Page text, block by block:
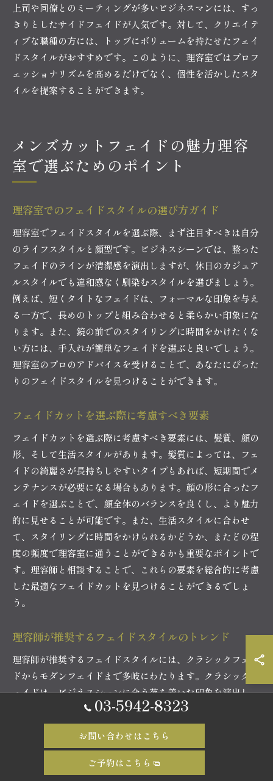
上司や同僚とのミーティングが多いビジネスマンには、すっ
きりとしたサイドフェイドが人気です。対して、クリエイテ
ィブな職種の方には、トップにボリュームを持たせたフェイ
ドスタイルがおすすめです。このように、理容室ではプロフ
ェッショナリズムを高めるだけでなく、個性を活かしたスタ
イルを提案することができます。
メンズカットフェイドの魅力理容
室で選ぶためのポイント
理容室でのフェイドスタイルの選び方ガイド
理容室でフェイドスタイルを選ぶ際、まず注目すべきは自分
のライフスタイルと顔型です。ビジネスシーンでは、整った
フェイドのラインが清潔感を演出しますが、休日のカジュア
ルスタイルでも違和感なく馴染むスタイルを選びましょう。
例えば、短くタイトなフェイドは、フォーマルな印象を与え
る一方で、長めのトップと組み合わせると柔らかい印象にな
ります。また、鏡の前でのスタイリングに時間をかけたくな
い方には、手入れが簡単なフェイドを選ぶと良いでしょう。
理容室のプロのアドバイスを受けることで、あなたにぴった
りのフェイドスタイルを見つけることができます。
フェイドカットを選ぶ際に考慮すべき要素
フェイドカットを選ぶ際に考慮すべき要素には、髪質、顔の
形、そして生活スタイルがあります。髪質によっては、フェ
イドの綺麗さが長持ちしやすいタイプもあれば、短期間でメ
ンテナンスが必要になる場合もあります。顔の形に合ったフ
ェイドを選ぶことで、顔全体のバランスを良くし、より魅力
的に見せることが可能です。また、生活スタイルに合わせ
て、スタイリングに時間をかけられるかどうか、またどの程
度の頻度で理容室に通うことができるかも重要なポイントで
す。理容師と相談することで、これらの要素を総合的に考慮
した最適なフェイドカットを見つけることができるでしょ
う。
理容師が推奨するフェイドスタイルのトレンド
理容師が推奨するフェイドスタイルには、クラシックフェイ
ドからモダンフェイドまで多岐にわたります。クラシックフ
ェイドは、ビジネスシーンに合う落ち着いた印象を演出し、
シンプルでありながら洗練されたスタイルです。一方、モダ
ンフェイドは、アートなデザインや個性を強調したスタイル
で、若者に人気があります。トレンドとして、ミディアムか
らローまでのフェイドが、中間層の長さを生かしたスタイル
を好む方々の間で支持を集めています。最新のフェイドスタ
03-5942-8323
お問い合わせはこちら
ご予約はこちら